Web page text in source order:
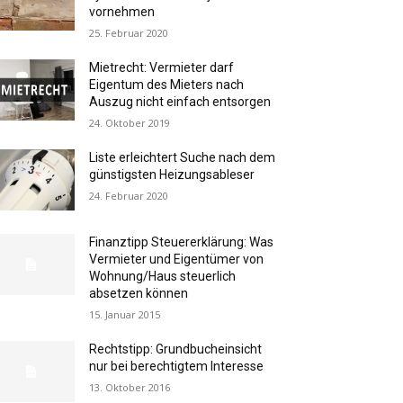
vornehmen
25. Februar 2020
Mietrecht: Vermieter darf
Eigentum des Mieters nach
Auszug nicht einfach entsorgen
24. Oktober 2019
Liste erleichtert Suche nach dem
günstigsten Heizungsableser
24. Februar 2020
Finanztipp Steuererklärung: Was
Vermieter und Eigentümer von
Wohnung/Haus steuerlich
absetzen können
15. Januar 2015
Rechtstipp: Grundbucheinsicht
nur bei berechtigtem Interesse
13. Oktober 2016